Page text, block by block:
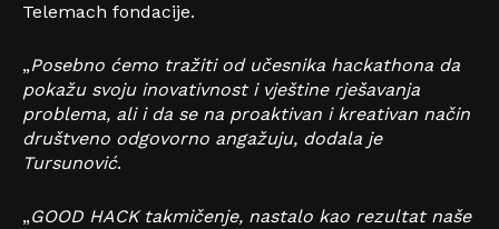
Telemach fondacije.
„Posebno ćemo tražiti od učesnika hackathona da
pokažu svoju inovativnost i vještine rješavanja
problema, ali i da se na proaktivan i kreativan način
društveno odgovorno angažuju, dodala je
Tursunović.
„GOOD HACK takmičenje, nastalo kao rezultat naše